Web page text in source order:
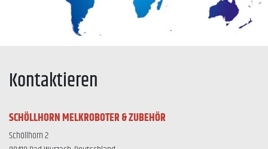
Kontaktieren
SCHÖLLHORN MELKROBOTER & ZUBEHÖR
Schöllhorn 2